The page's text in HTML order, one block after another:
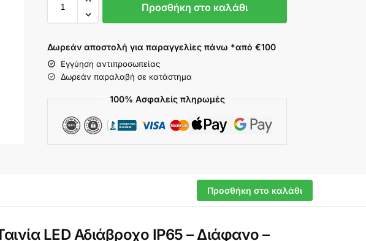
Προσθήκη στο καλάθι
Δωρεάν αποστολή για παραγγελίες πάνω *από €100
Εγγύηση αντιπροσωπείας
Δωρεάν παραλαβή σε κατάστημα
100% Ασφαλείς πληρωμές
Προσθήκη στο καλάθι
LED Αδιάβροχο IP65 – Διάφανο –